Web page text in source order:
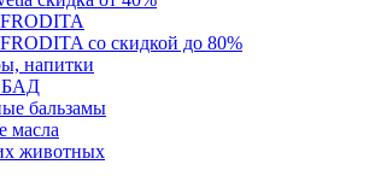
со скидкой до 80%
напитки
БАД
бальзамы
масла
животных